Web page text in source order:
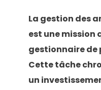
La gestion des
est une mission
gestionnaire de
Cette tâche
un